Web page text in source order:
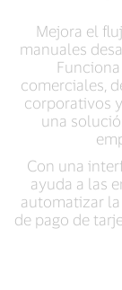
Mejora el
manuales
comerciales,
corporativos
una
Con una
ayuda a las
automatizar
de pago de